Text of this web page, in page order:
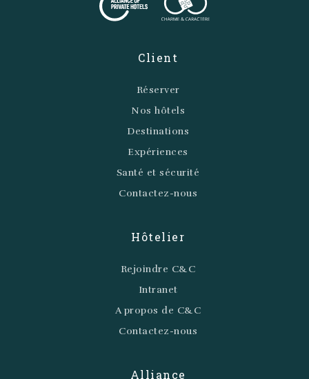
Client
Réserver
Nos hôtels
Destinations
Expériences
Santé et sécurité
Contactez-nous
Hôtelier
Rejoindre C&C
Intranet
A propos de C&C
Contactez-nous
Alliance